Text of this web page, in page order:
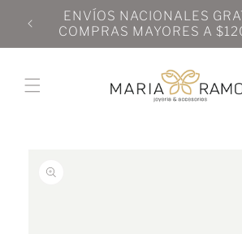
directamente
al contenido
ENVÍOS NACIONALES
COMPRAS MAYORES A
información